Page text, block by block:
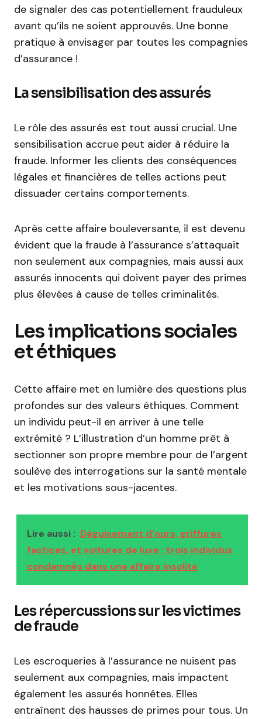
de signaler des cas potentiellement frauduleux
avant qu’ils ne soient approuvés. Une bonne
pratique à envisager par toutes les compagnies
d’assurance !
La sensibilisation des assurés
Le rôle des assurés est tout aussi crucial. Une
sensibilisation accrue peut aider à réduire la
fraude. Informer les clients des conséquences
légales et financières de telles actions peut
dissuader certains comportements.
Après cette affaire bouleversante, il est devenu
évident que la fraude à l’assurance s’attaquait
non seulement aux compagnies, mais aussi aux
assurés innocents qui doivent payer des primes
plus élevées à cause de telles criminalités.
Les implications sociales
et éthiques
Cette affaire met en lumière des questions plus
profondes sur des valeurs éthiques. Comment
un individu peut-il en arriver à une telle
extrémité ? L’illustration d’un homme prêt à
sectionner son propre membre pour de l’argent
soulève des interrogations sur la santé mentale
et les motivations sous-jacentes.
Lire aussi : Déguisement d’ours, griffures
factices, et voitures de luxe : trois individus
condamnés dans une affaire insolite
Les répercussions sur les victimes
de fraude
Les escroqueries à l’assurance ne nuisent pas
seulement aux compagnies, mais impactent
également les assurés honnêtes. Elles
entraînent des hausses de primes pour tous. Un